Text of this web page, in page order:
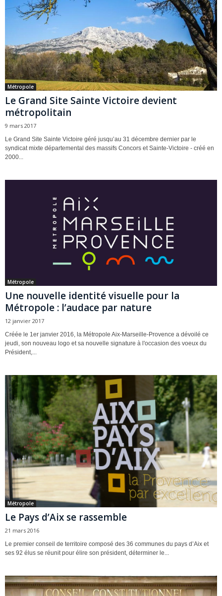
Métropole
Le Grand Site Sainte Victoire devient
métropolitain
9 mars 2017
Le Grand Site Sainte Victoire géré jusqu’au 31 décembre dernier par le
syndicat mixte départemental des massifs Concors et Sainte-Victoire - créé en
2000...
Métropole
Une nouvelle identité visuelle pour la
Métropole : l’audace par nature
12 janvier 2017
Créée le 1er janvier 2016, la Métropole Aix-Marseille-Provence a dévoilé ce
jeudi, son nouveau logo et sa nouvelle signature à l'occasion des voeux du
Président,...
Métropole
Le Pays d’Aix se rassemble
21 mars 2016
Le premier conseil de territoire composé des 36 communes du pays d’Aix et
ses 92 élus se réunit pour élire son président, déterminer le...